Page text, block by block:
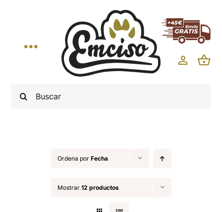
Buscar:
Toggle
Navigation
Ordena por Fecha
Mostrar 12 productos